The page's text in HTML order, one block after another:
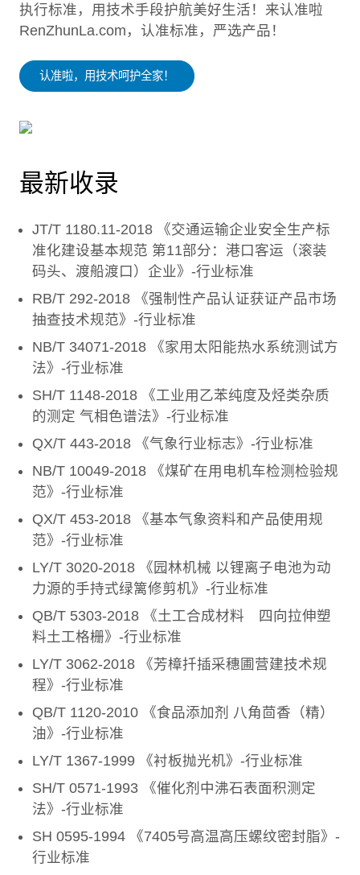
执行标准，用技术手段护航美好生活！来认准啦
RenZhunLa.com，认准标准，严选产品！
认准啦，用技术呵护全家！
最新收录
JT/T 1180.11-2018 《交通运输企业安全生产标
准化建设基本规范 第11部分：港口客运（滚装
码头、渡船渡口）企业》-行业标准
RB/T 292-2018 《强制性产品认证获证产品市场
抽查技术规范》-行业标准
NB/T 34071-2018 《家用太阳能热水系统测试方
法》-行业标准
SH/T 1148-2018 《工业用乙苯纯度及烃类杂质
的测定 气相色谱法》-行业标准
QX/T 443-2018 《气象行业标志》-行业标准
NB/T 10049-2018 《煤矿在用电机车检测检验规
范》-行业标准
QX/T 453-2018 《基本气象资料和产品使用规
范》-行业标准
LY/T 3020-2018 《园林机械 以锂离子电池为动
力源的手持式绿篱修剪机》-行业标准
QB/T 5303-2018 《土工合成材料 四向拉伸塑
料土工格栅》-行业标准
LY/T 3062-2018 《芳樟扦插采穗圃营建技术规
程》-行业标准
QB/T 1120-2010 《食品添加剂 八角茴香（精）
油》-行业标准
LY/T 1367-1999 《衬板抛光机》-行业标准
SH/T 0571-1993 《催化剂中沸石表面积测定
法》-行业标准
SH 0595-1994 《7405号高温高压螺纹密封脂》-
行业标准